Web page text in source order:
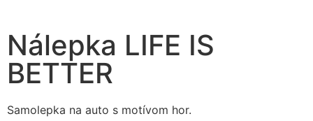
Nálepka LIFE IS
BETTER
Samolepka na auto s motívom hor.